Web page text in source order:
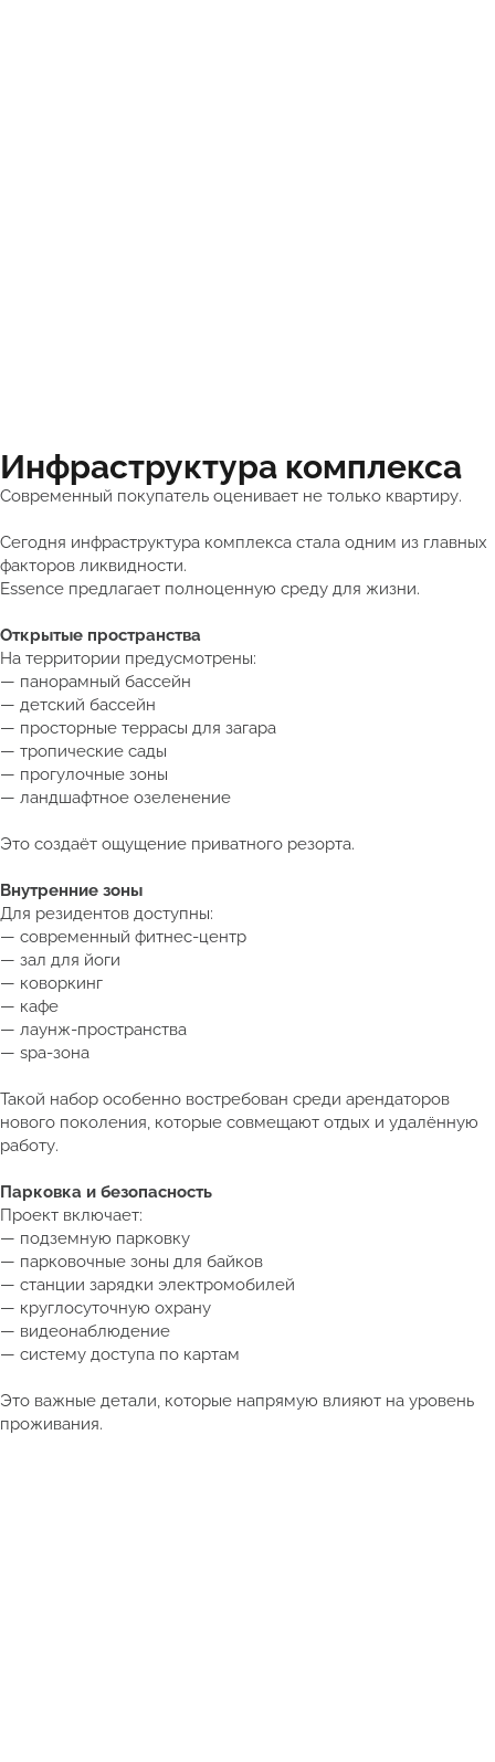
Инфраструктура комплекса
Современный покупатель оценивает не только квартиру.
Сегодня инфраструктура комплекса стала одним из главных
факторов ликвидности.
Essence предлагает полноценную среду для жизни.
Открытые пространства
На территории предусмотрены:
— панорамный бассейн
— детский бассейн
— просторные террасы для загара
— тропические сады
— прогулочные зоны
— ландшафтное озеленение
Это создаёт ощущение приватного резорта.
Внутренние зоны
Для резидентов доступны:
— современный фитнес-центр
— зал для йоги
— коворкинг
— кафе
— лаунж-пространства
— spa-зона
Такой набор особенно востребован среди арендаторов
нового поколения, которые совмещают отдых и удалённую
работу.
Парковка и безопасность
Проект включает:
— подземную парковку
— парковочные зоны для байков
— станции зарядки электромобилей
— круглосуточную охрану
— видеонаблюдение
— систему доступа по картам
Это важные детали, которые напрямую влияют на уровень
проживания.